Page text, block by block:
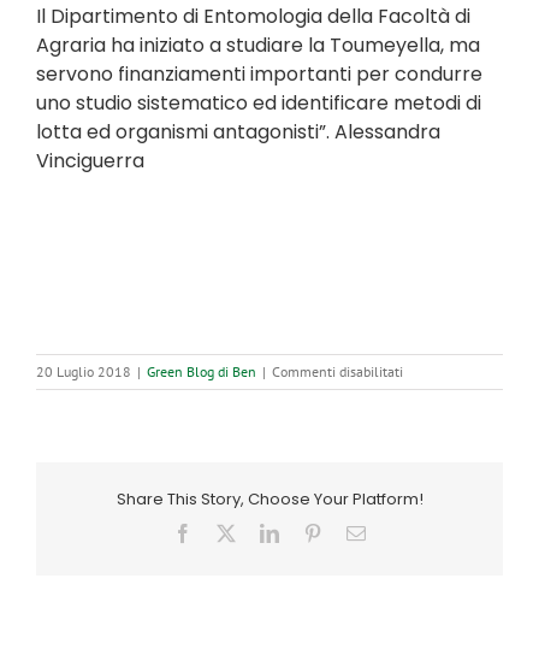
Il Dipartimento di Entomologia della Facoltà di
Agraria ha iniziato a studiare la Toumeyella, ma
servono finanziamenti importanti per condurre
uno studio sistematico ed identificare metodi di
lotta ed organismi antagonisti”. Alessandra
Vinciguerra
20 Luglio 2018 | Green Blog di Ben | Commenti disabilitati
A
non
Share This Story, Choose Your Platform!
Facebook LinkedInPinterestEmail